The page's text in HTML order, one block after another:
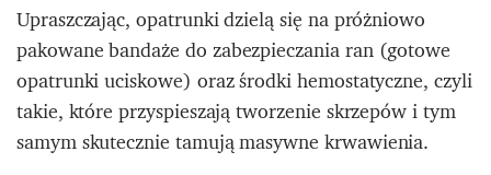
Upraszczając, opatrunki dzielą się na próżniowo
pakowane bandaże do zabezpieczania ran (gotowe
opatrunki uciskowe) oraz środki hemostatyczne, czyli
takie, które przyspieszają tworzenie skrzepów i tym
samym skutecznie tamują masywne krwawienia.